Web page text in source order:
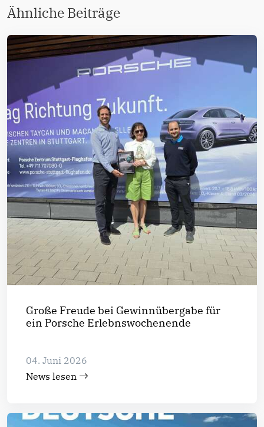
Ähnliche Beiträge
Große Freude bei Gewinnübergabe für
ein Porsche Erlebnswochenende
04. Juni 2026
News lesen